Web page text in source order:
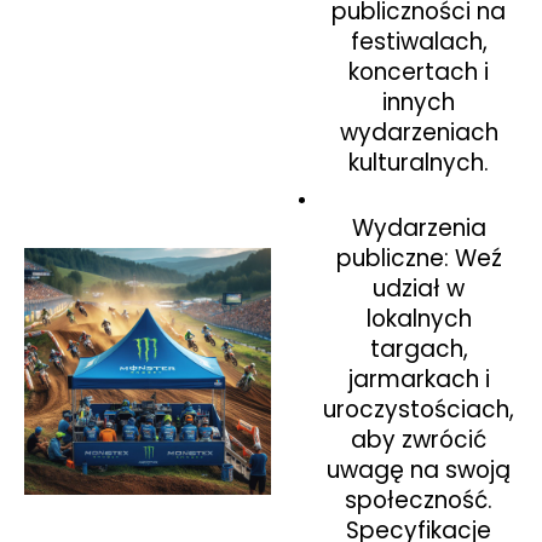
publiczności na
festiwalach,
koncertach i
innych
wydarzeniach
kulturalnych.
Wydarzenia
publiczne: Weź
udział w
lokalnych
targach,
jarmarkach i
uroczystościach,
aby zwrócić
uwagę na swoją
społeczność.
Specyfikacje